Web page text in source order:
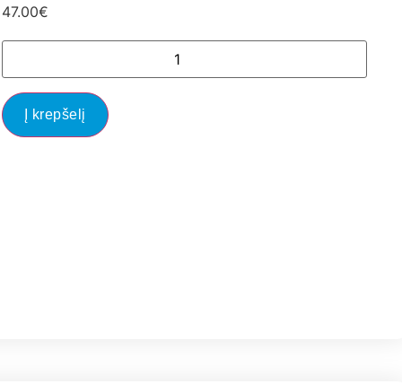
47.00€
Į krepšelį